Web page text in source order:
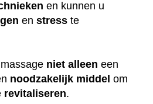
en kunnen u
en stress te
niet alleen een
noodzakelijk middel om
revitaliseren.